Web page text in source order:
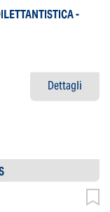
-
Dettagli